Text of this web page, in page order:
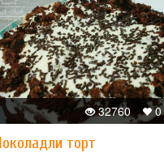
0
32760
торт